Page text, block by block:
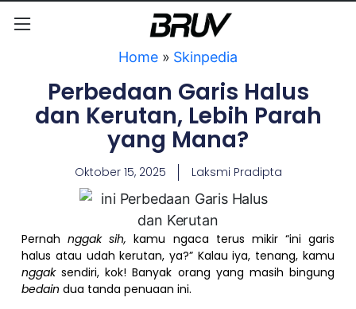
Home» Skinpedia
Perbedaan Garis Halus
dan Kerutan, Lebih Parah
yang Mana?
Oktober 15, 2025 Laksmi Pradipta
Pernahnggak sih,kamu ngaca terus mikir “ini garis
halus atau udah kerutan, ya?” Kalau iya, tenang, kamu
nggaksendiri, kok! Banyak orang yang masih bingung
bedaindua tanda penuaan ini.